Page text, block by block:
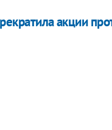
акции